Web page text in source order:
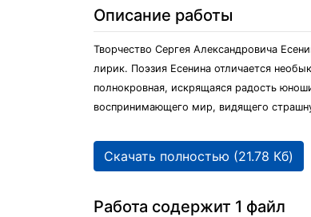
Описание работы
Творчество Сергея Александровича
лирик. Поэзия Есенина отличается
полнокровная, искрящаяся радость
воспринимающего мир, видящего
Скачать полностью (21.78 Кб)
Работа содержит 1 файл